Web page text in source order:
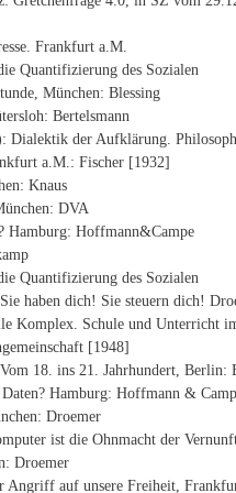
Frankfurt a.M.
Quantifizierung des Sozialen
München: Blessing
Bertelsmann
der Aufklärung.
a.M.: Fischer [1932]
Knaus
DVA
Hamburg: Hoffmann&Campe
Quantifizierung des Sozialen
haben dich! Sie steuern dich!
Komplex. Schule und Unterricht
[1948]
18. ins 21. Jahrhundert, Berlin:
Hamburg: Hoffmann &
Droemer
ist die Ohnmacht der
Droemer
Angriff auf unsere Freiheit,